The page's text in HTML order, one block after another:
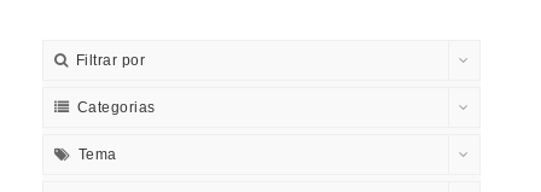
Filtrar por
Categorias
Tema